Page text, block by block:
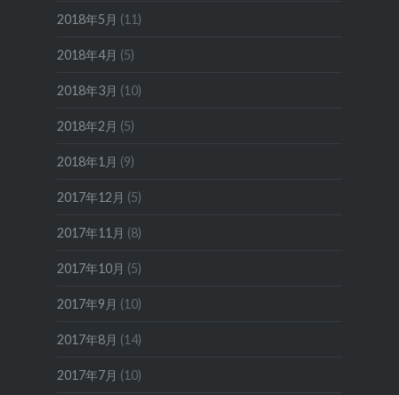
2018年5月 (11)
2018年4月 (5)
2018年3月 (10)
2018年2月 (5)
2018年1月 (9)
2017年12月 (5)
2017年11月 (8)
2017年10月 (5)
2017年9月 (10)
2017年8月 (14)
2017年7月 (10)